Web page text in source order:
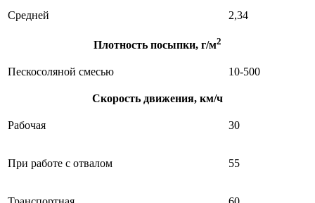
Средней 2,34
Плотность посыпки, г/м2
Пескосоляной смесью 10-500
Скорость движения, км/ч
Рабочая 30
При работе с отвалом 55